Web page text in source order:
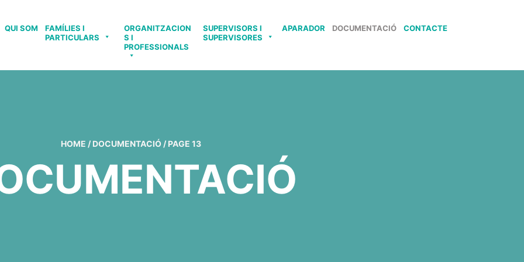
QUI SOM
FAMÍLIES I
PARTICULARS
ORGANITZACION
S I
PROFESSIONALS
SUPERVISORS I
SUPERVISORES
APARADOR DOCUMENTACIÓ CONTACTE
HOME / DOCUMENTACIÓ / PAGE 13